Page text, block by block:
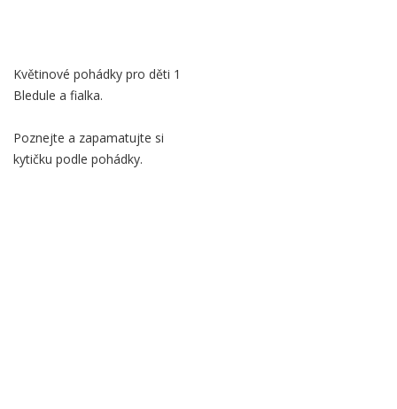
záložky
Květinové pohádky pro děti 1
Bledule a fialka.
Poznejte a zapamatujte si
kytičku podle pohádky.